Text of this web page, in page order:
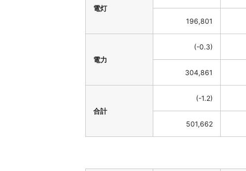
電灯
196,801
電力
(-0.3)
304,861
合計
(-1.2)
501,662